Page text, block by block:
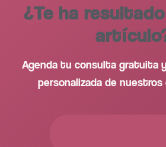
¿Te ha
Agenda tu consulta gratuita
personalizada de